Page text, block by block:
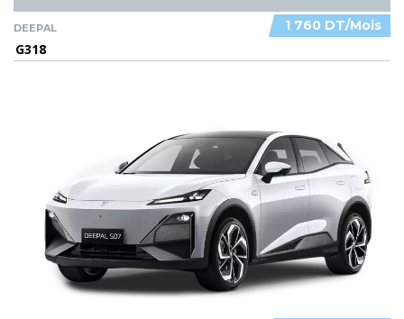
1 760 DT/Mois
DEEPAL
G318